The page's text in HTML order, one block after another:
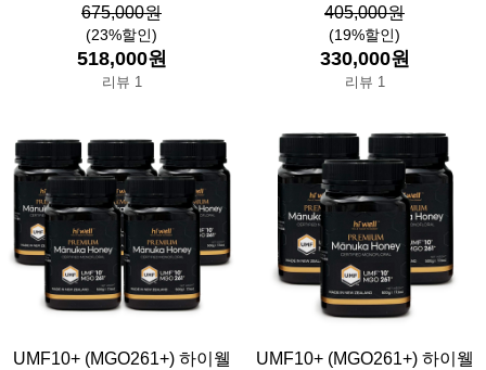
675,000원
(23%할인)
518,000원
리뷰 1
405,000원
(19%할인)
330,000원
리뷰 1
UMF10+ (MGO261+) 하이웰 UMF10+ (MGO261+) 하이웰